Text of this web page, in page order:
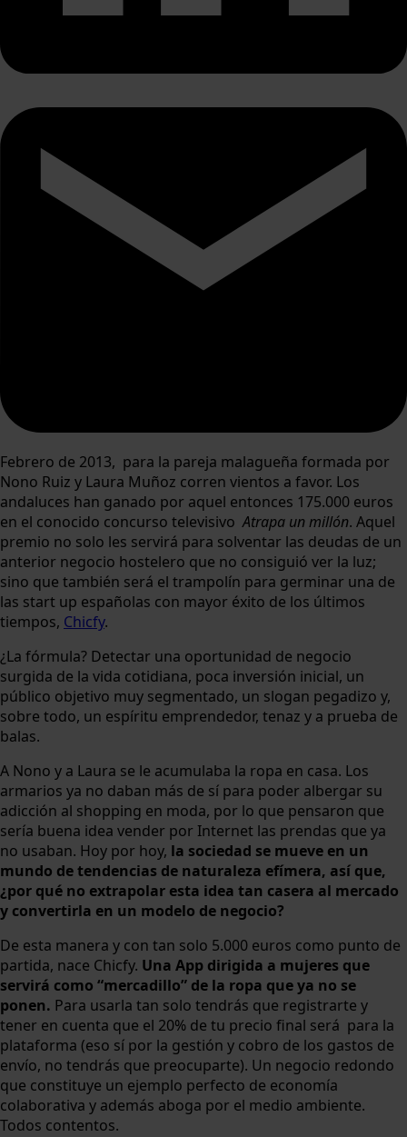
Febrero de 2013, para la pareja malagueña formada por
Nono Ruiz y Laura Muñoz corren vientos a favor. Los
andaluces han ganado por aquel entonces 175.000 euros
en el conocido concurso televisivoAtrapa un millón. Aquel
premio no solo les servirá para solventar las deudas de un
anterior negocio hostelero que no consiguió ver la luz;
sino que también será el trampolín para germinar una de
las start up españolas con mayor éxito de los últimos
tiempos, Chicfy.
¿La fórmula? Detectar una oportunidad de negocio
surgida de la vida cotidiana, poca inversión inicial, un
público objetivo muy segmentado, un slogan pegadizo y,
sobre todo, un espíritu emprendedor, tenaz y a prueba de
balas.
A Nono y a Laura se le acumulaba la ropa en casa. Los
armarios ya no daban más de sí para poder albergar su
adicción al shopping en moda, por lo que pensaron que
sería buena idea vender por Internet las prendas que ya
no usaban. Hoy por hoy, la sociedad se mueve en un
mundo de tendencias de naturaleza efímera, así que,
¿por qué no extrapolar esta idea tan casera al mercado
y convertirla en un modelo de negocio?
De esta manera y con tan solo 5.000 euros como punto de
partida, nace Chicfy. Una App dirigida a mujeres que
servirá como “mercadillo” de la ropa que ya no se
ponen. Para usarla tan solo tendrás que registrarte y
tener en cuenta que el 20% de tu precio final será para la
plataforma (eso sí por la gestión y cobro de los gastos de
envío, no tendrás que preocuparte). Un negocio redondo
que constituye un ejemplo perfecto de economía
colaborativa y además aboga por el medio ambiente.
Todos contentos.